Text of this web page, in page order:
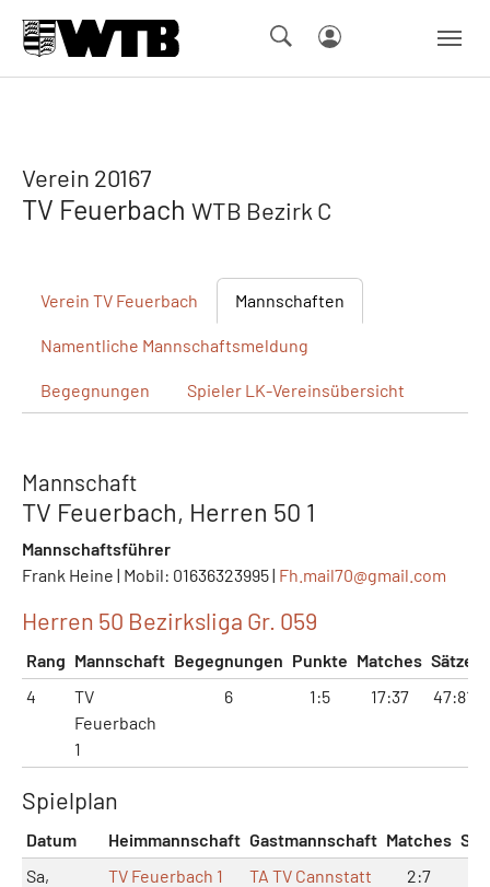
Verein 20167
TV Feuerbach WTB Bezirk C
Verein TV Feuerbach Mannschaften
Namentliche Mannschaftsmeldung
Begegnungen Spieler LK-Vereinsübersicht
Mannschaft
TV Feuerbach, Herren 50 1
Mannschaftsführer
Frank Heine | Mobil: 01636323995 | Fh.mail70@gmail.com
Herren 50 Bezirksliga Gr. 059
Rang Mannschaft Begegnungen Punkte Matches Sätze
4
TV
Feuerbach
1
6 1:5 17:37 47:81
Spielplan
Datum Heimmannschaft Gastmannschaft Matches
Sa,
TV Feuerbach 1
TA TV Cannstatt
2:7